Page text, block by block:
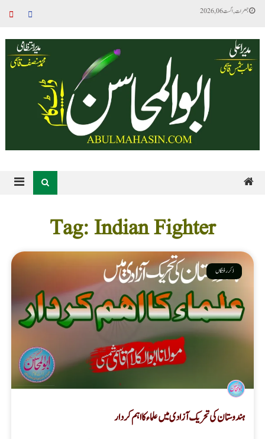
جمعرات, اگست 06, 2026
Tag: Indian Fighter
ذکر رفتگاں
ہندوستان کی تحریک آزادی میں علماء کا اہم کردار